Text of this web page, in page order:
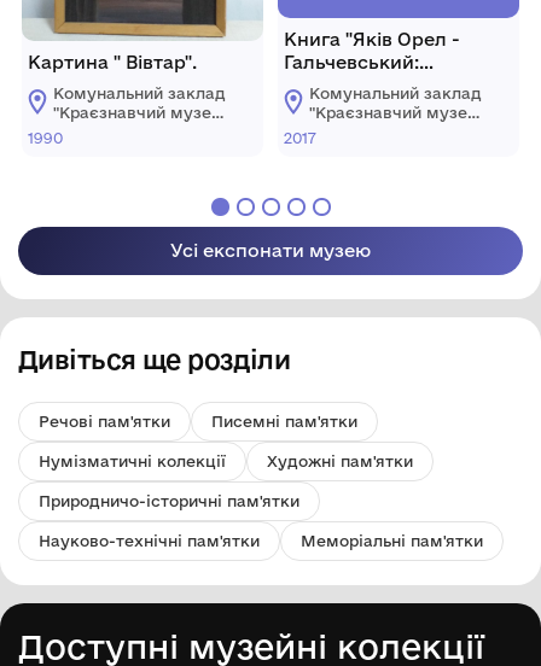
Картина " Вівтар".
Комунальний заклад
"Краєзнавчий музей
ім. У.Кармалюка"
1990
Книга "Яків Орел -
Гальчевський:
Боротьба та філософія
боротьби".
Комунальний заклад
"Краєзнавчий музей
ім. У.Кармалюка"
2017
Усі експонати музею
Дивіться ще розділи
Речові пам'ятки Писемні пам'ятки
Нумізматичні колекції Художні пам'ятки
Природничо-історичні пам'ятки
Науково-технічні пам'ятки Меморіальні пам'ятки
Доступні музейні колекції